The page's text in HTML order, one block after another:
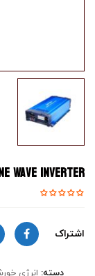
Wave Inverter
اشتراک
دسته: انرژی